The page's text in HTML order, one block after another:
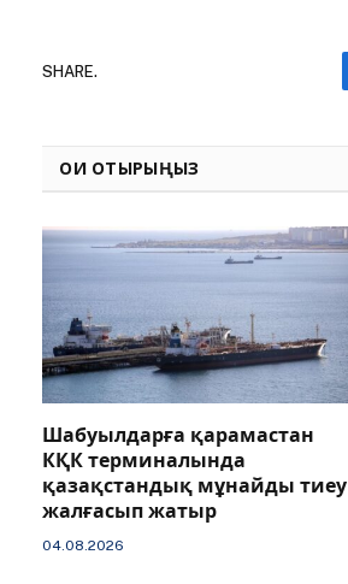
SHARE.
ОҚИ ОТЫРЫҢЫЗ
Шабуылдарға қарамастан
КҚК терминалында
қазақстандық мұнайды тиеу
жалғасып жатыр
04.08.2026